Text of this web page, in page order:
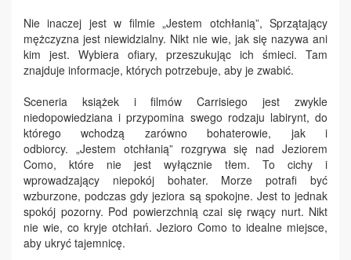
Nie inaczej jest w filmie „Jestem otchłanią”, Sprzątający
mężczyzna jest niewidzialny. Nikt nie wie, jak się nazywa ani
kim jest. Wybiera ofiary, przeszukując ich śmieci. Tam
znajduje informacje, których potrzebuje, aby je zwabić.
Sceneria książek i filmów Carrisiego jest zwykle
niedopowiedziana i przypomina swego rodzaju labirynt, do
którego wchodzą zarówno bohaterowie, jak i
odbiorcy. „Jestem otchłanią” rozgrywa się nad Jeziorem
Como, które nie jest wyłącznie tłem. To cichy i
wprowadzający niepokój bohater. Morze potrafi być
wzburzone, podczas gdy jeziora są spokojne. Jest to jednak
spokój pozorny. Pod powierzchnią czai się rwący nurt. Nikt
nie wie, co kryje otchłań. Jezioro Como to idealne miejsce,
aby ukryć tajemnicę.